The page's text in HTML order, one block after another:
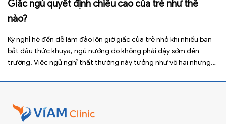
Giấc ngủ quyết định chiều cao của trẻ như thế
nào?
Kỳ nghỉ hè đến dễ làm đảo lộn giờ giấc của trẻ nhỏ khi nhiều bạn
bắt đầu thức khuya, ngủ nướng do không phải dậy sớm đến
trường. Việc ngủ nghỉ thất thường này tưởng như vô hại nhưng